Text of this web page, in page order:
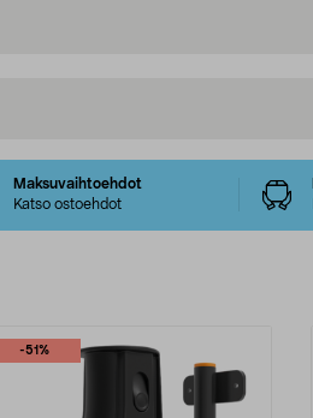
Maksuvaihtoehdot
Katso ostoehdot
-51%